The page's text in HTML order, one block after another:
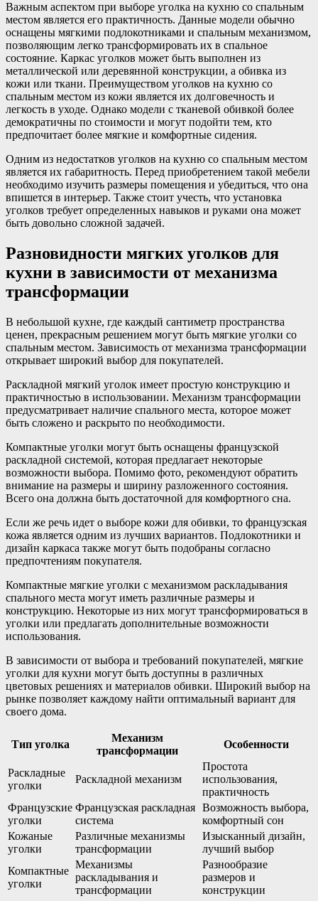
Важным аспектом при выборе уголка на кухню со спальным
местом является его практичность. Данные модели обычно
оснащены мягкими подлокотниками и спальным механизмом,
позволяющим легко трансформировать их в спальное
состояние. Каркас уголков может быть выполнен из
металлической или деревянной конструкции, а обивка из
кожи или ткани. Преимуществом уголков на кухню со
спальным местом из кожи является их долговечность и
легкость в уходе. Однако модели с тканевой обивкой более
демократичны по стоимости и могут подойти тем, кто
предпочитает более мягкие и комфортные сидения.
Одним из недостатков уголков на кухню со спальным местом
является их габаритность. Перед приобретением такой мебели
необходимо изучить размеры помещения и убедиться, что она
впишется в интерьер. Также стоит учесть, что установка
уголков требует определенных навыков и руками она может
быть довольно сложной задачей.
Разновидности мягких уголков для
кухни в зависимости от механизма
трансформации
В небольшой кухне, где каждый сантиметр пространства
ценен, прекрасным решением могут быть мягкие уголки со
спальным местом. Зависимость от механизма трансформации
открывает широкий выбор для покупателей.
Раскладной мягкий уголок имеет простую конструкцию и
практичностью в использовании. Механизм трансформации
предусматривает наличие спального места, которое может
быть сложено и раскрыто по необходимости.
Компактные уголки могут быть оснащены французской
раскладной системой, которая предлагает некоторые
возможности выбора. Помимо фото, рекомендуют обратить
внимание на размеры и ширину разложенного состояния.
Всего она должна быть достаточной для комфортного сна.
Если же речь идет о выборе кожи для обивки, то французская
кожа является одним из лучших вариантов. Подлокотники и
дизайн каркаса также могут быть подобраны согласно
предпочтениям покупателя.
Компактные мягкие уголки с механизмом раскладывания
спального места могут иметь различные размеры и
конструкцию. Некоторые из них могут трансформироваться в
уголки или предлагать дополнительные возможности
использования.
В зависимости от выбора и требований покупателей, мягкие
уголки для кухни могут быть доступны в различных
цветовых решениях и материалов обивки. Широкий выбор на
рынке позволяет каждому найти оптимальный вариант для
своего дома.
Тип уголка
Механизм
трансформации
Особенности
Раскладные
уголки
Раскладной механизм
Простота
использования,
практичность
Французские
уголки
Французская раскладная
система
Возможность выбора,
комфортный сон
Кожаные
уголки
Различные механизмы
трансформации
Изысканный дизайн,
лучший выбор
Компактные
уголки
Механизмы
раскладывания и
трансформации
Разнообразие
размеров и
конструкции